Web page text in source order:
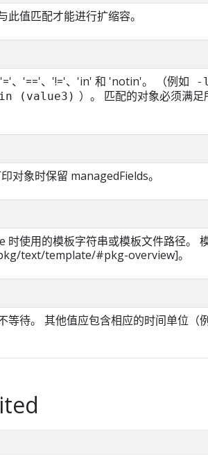
值匹配才能进行扩缩容。
、'=='、'!='、'in' 和 'notin'。 （例如
-
in (value3) ）。 匹配的对象必须满足
对象时保留 managedFields。
使用的模板字符串或模板文件路径。
text/template/#pkg-overview]。
等待。 其他值应包含相应的时间单位（